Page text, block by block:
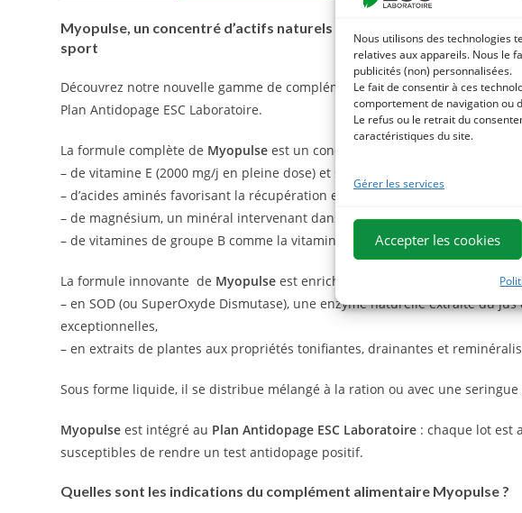
Nous utilisons des technologies
relatives aux appareils. Nous le
publicités (non) personnalisées.
Le fait de consentir à ces
comportement de navigation ou
Le refus ou le retrait du
caractéristiques du site.
Gérer les services
Accepter les cookies
Myopulse, un concentré d’actifs naturels antioxydants et d’acides
sport
Découvrez notre nouvelle gamme de compléments alimentairesESC
Plan Antidopage ESC Laboratoire.
La formule complète de Myopulse est un concentré :
– de vitamine E (2000 mg/j en pleine dose) et sélénium aux propriétés
– d’acides aminés favorisant la récupération et le développement
– de magnésium, un minéral intervenant dans la décontraction musculaire
– de vitamines de groupe B comme la vitamine B12 contribuant à la
La formule innovante de Myopulse est enrichie :
– en SOD (ou SuperOxyde Dismutase), une enzyme naturelle extraite du
exceptionnelles,
– en extraits de plantes aux propriétés tonifiantes, drainantes et
Sous forme liquide, il se distribue mélangé à la ration ou avec une
Myopulse est intégré au Plan Antidopage ESC Laboratoire : chaque lot est
susceptibles de rendre un test antidopage positif.
Quelles sont les indications du complément alimentaire Myopulse ?